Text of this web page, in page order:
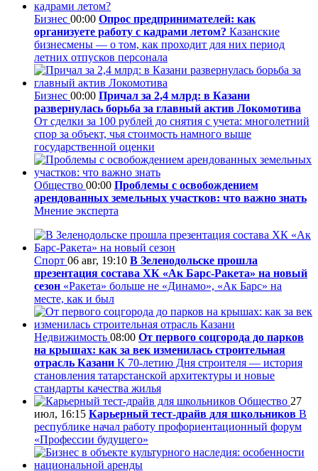
Бизнес 00:00 Опрос предпринимателей: как
организуете работу с кадрами летом? Казанские
бизнесмены — о том, как проходит для них период
летних отпусков персонала
Бизнес 00:00 Причал за 2,4 млрд: в Казани
развернулась борьба за главный актив Локомотива
От сделки за 100 рублей до снятия с учета: многолетний
спор за объект, чья стоимость намного выше
государственной оценки
Общество 00:00 Проблемы с освобождением
арендованных земельных участков: что важно знать
Мнение эксперта
Спорт 06 авг, 19:10 В Зеленодольске прошла
презентация состава ХК «Ак Барс-Ракета» на новый
сезон «Ракета» больше не «Динамо», «Ак Барс» на
месте, как и был
Недвижимость 08:00 От первого соцгорода до парков
на крышах: как за век изменилась строительная
отрасль Казани К 70-летию Дня строителя — история
становления татарстанской архитектуры и новые
стандарты качества жилья
Общество 27
июл, 16:15 Карьерный тест-драйв для школьников В
республике начал работу профориентационный форум
«Профессии будущего»